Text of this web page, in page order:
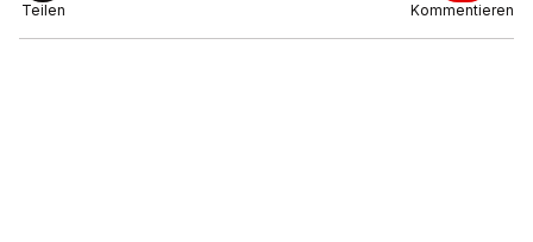
Teilen Kommentieren